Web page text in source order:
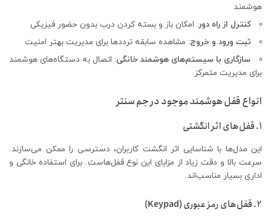
هوشمند
کنترل از راه دور: امکان باز و بسته کردن درب بدون حضور فیزیکی
ثبت ورود و خروج: مشاهده سابقه ترددها برای مدیریت بهتر امنیت
سازگاری با سیستم‌های هوشمند خانگی: اتصال به دستگاه‌های هوشمند
برای مدیریت متمرکز
انواع قفل هوشمند موجود در جم سنتر
1. قفل‌های اثر انگشتی
این مدل‌ها با شناسایی اثر انگشت کاربران، دسترسی را ممکن می‌سازند.
سرعت بالا و دقت زیاد از مزایای این نوع قفل‌هاست. برای استفاده خانگی و
اداری بسیار مناسب‌اند.
2. قفل‌های رمز عبوری (Keypad)